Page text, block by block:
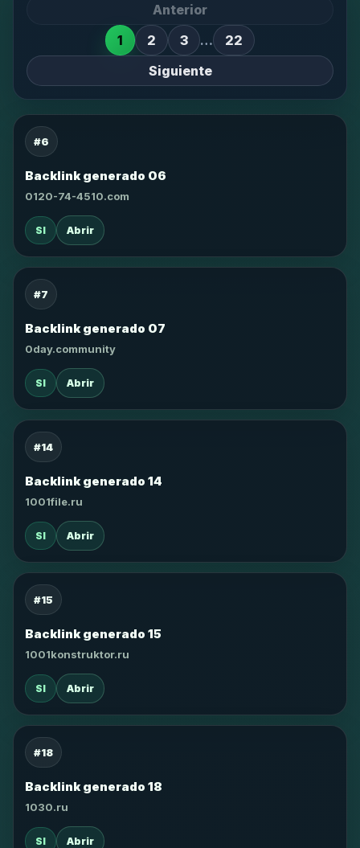
Anterior
1
2 3 …
22
Siguiente
#6
Backlink generado 06
0120-74-4510.com
SI Abrir
#7
Backlink generado 07
0day.community
SI Abrir
#14
Backlink generado 14
1001file.ru
SI Abrir
#15
Backlink generado 15
1001konstruktor.ru
SI Abrir
#18
Backlink generado 18
1030.ru
SI Abrir